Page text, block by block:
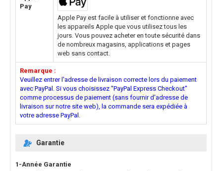
Pay
Apple Pay est facile à utiliser et fonctionne avec
les appareils Apple que vous utilisez tous les
jours. Vous pouvez acheter en toute sécurité dans
de nombreux magasins, applications et pages
web sans contact.
Remarque :
Veuillez entrer l'adresse de livraison correcte lors du paiement
avec PayPal. Si vous choisissez "PayPal Express Checkout"
comme processus de paiement (sans fournir d'adresse de
livraison sur notre site web), la commande sera expédiée à
votre adresse PayPal.
Garantie
1-Année Garantie